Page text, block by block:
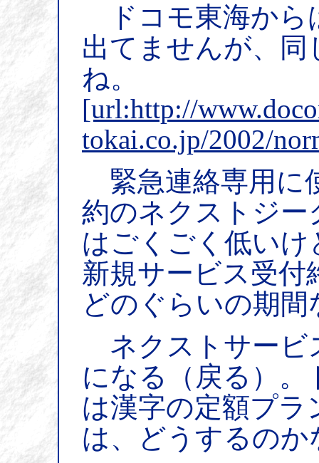
ドコモ東海から
出てませんが、
ね。
[url:http://
tokai.co.jp/2002/
緊急連絡専用に
約のネクストジー
はごくごく低い
新規サービス受付
どのぐらいの期
ネクストサービ
になる（戻る）
は漢字の定額プ
は、どうするのか